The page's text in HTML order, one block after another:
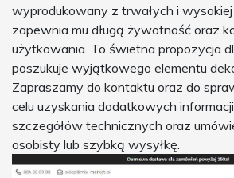
wyprodukowany z trwałych i wysokiej
zapewnia mu długą żywotność oraz
użytkowania. To świetna propozycja
poszukuje wyjątkowego elementu
Zapraszamy do kontaktu oraz do
celu uzyskania dodatkowych
szczegółów technicznych oraz
osobisty lub szybką wysyłkę.